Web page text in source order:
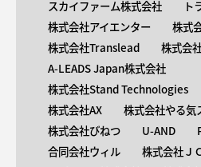
スカイファーム株式会社
ト
株式会社アイエンター
株式
株式会社Translead
株式会
A-LEADS Japan株式会社
株式会社Stand Technologies
株式会社AX
株式会社やる気
株式会社びねつ
U-AND
合同会社ウィル
株式会社Ｊ